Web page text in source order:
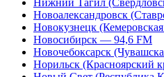
Нижний Тагил
Новоалександровск
Новокузнецк
Новосибирск — 94,6 FM
Новочебоксарск
Норильск (Красноярский